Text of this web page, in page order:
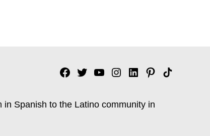
Facebook
TwitterYouTubeInstagram
Linkedin
Pinterest
Tik
Spanish to the Latino community in